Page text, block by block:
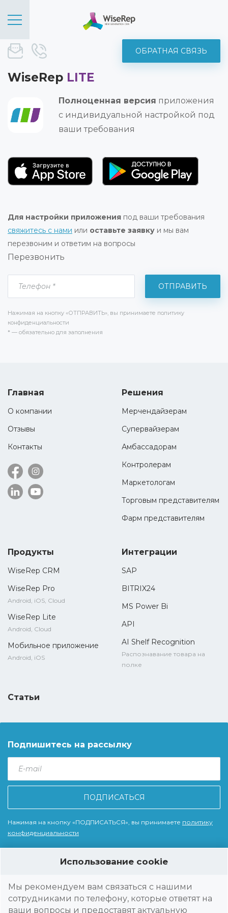
+375 (44) 572-52-19
ОБРАТНАЯ СВЯЗЬ
WiseRep LITE
Полноценная версия приложения
с индивидуальной настройкой под
ваши требования
Для настройки приложения под ваши требования
свяжитесь с нами или оставьте заявку и мы вам
перезвоним и ответим на вопросы
Перезвонить
Нажимая на кнопку «ОТПРАВИТЬ», вы принимаете политику
конфиденциальности
* — обязательно для заполнения
Главная
О компании
Отзывы
Контакты
Решения
Мерчендайзерам
Супервайзерам
Амбассадорам
Контролерам
Маркетологам
Торговым представителям
Фарм представителям
Продукты
WiseRep CRM
WiseRep Pro
Android, iOS, Cloud
WiseRep Lite
Android, Cloud
Мобильное приложение
Android, iOS
Интеграции
SAP
BITRIX24
MS Power Bi
API
AI Shelf Recognition
Распознавание товара на
полке
Статьи
Подпишитесь на рассылку
mail
Нажимая на кнопку «ПОДПИСАТЬСЯ», вы принимаете политику
конфиденциальности
автоматизировать работу полевых сотрудников из различных
рыночных отраслей - производство и дистрибуция продуктов
Использование cookie
Мы рекомендуем вам связаться с нашими
сотрудниками по телефону, которые ответят на
ваши вопросы и предоставят актуальную